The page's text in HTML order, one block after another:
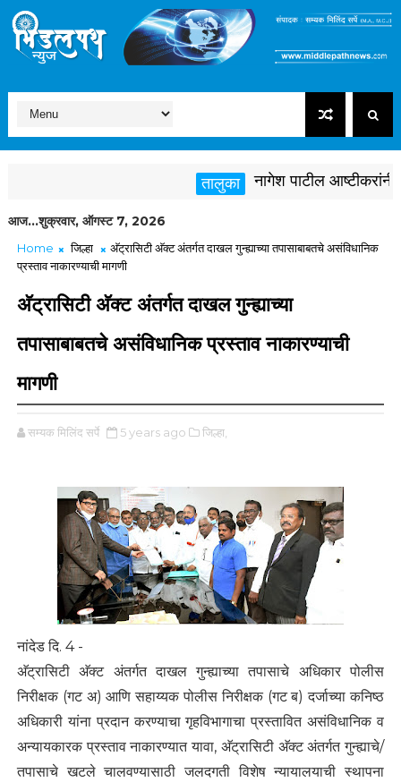
तालुका नागेश पाटील आष्टीकरांनी
आज...शुक्रवार, ऑगस्ट 7, 2026
Home जिल्हा
अ‍ॅट्रासिटी अ‍ॅक्ट अंतर्गत दाखल गुन्ह्याच्या तपासाबाबतचे असंविधानिक
प्रस्ताव नाकारण्याची मागणी
अ‍ॅट्रासिटी अ‍ॅक्ट अंतर्गत दाखल गुन्ह्याच्या
तपासाबाबतचे असंविधानिक प्रस्ताव नाकारण्याची
मागणी
सम्यक मिलिंद सर्पे 5 years ago जिल्हा,
नांदेड दि. 4 -
अ‍ॅट्रासिटी अ‍ॅक्ट अंतर्गत दाखल गुन्ह्याच्या तपासाचे अधिकार पोलीस
निरीक्षक (गट अ) आणि सहाय्यक पोलीस निरीक्षक (गट ब) दर्जाच्या कनिष्ठ
अधिकारी यांना प्रदान करण्याचा गृहविभागाचा प्रस्तावित असंविधानिक व
अन्यायकारक प्रस्ताव नाकारण्यात यावा, अ‍ॅट्रासिटी अ‍ॅक्ट अंतर्गत गुन्ह्याचे/
तपासाचे खटले चालवण्यासाठी जलदगती विशेष न्यायालयाची स्थापना